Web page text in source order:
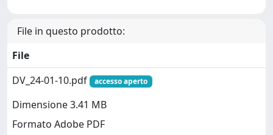
File in questo prodotto:
File
DV_24-01-10.pdf
accesso aperto
Dimensione 3.41 MB
Formato Adobe PDF